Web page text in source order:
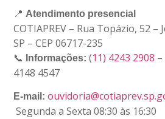
📍Atendimento presencial
COTIAPREV – Rua Topázio, 52 –
SP – CEP 06717-235
📞
Informações: (11) 4243 2908
4148 4547
E-mail:
Segunda a Sexta 08:30 às 16:30